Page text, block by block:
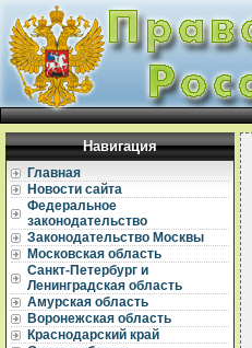
Навигация
Главная
Новости сайта
Федеральное
законодательство
Законодательство Москвы
Московская область
Санкт-Петербург и
Ленинградская область
Амурская область
Воронежская область
Краснодарский край